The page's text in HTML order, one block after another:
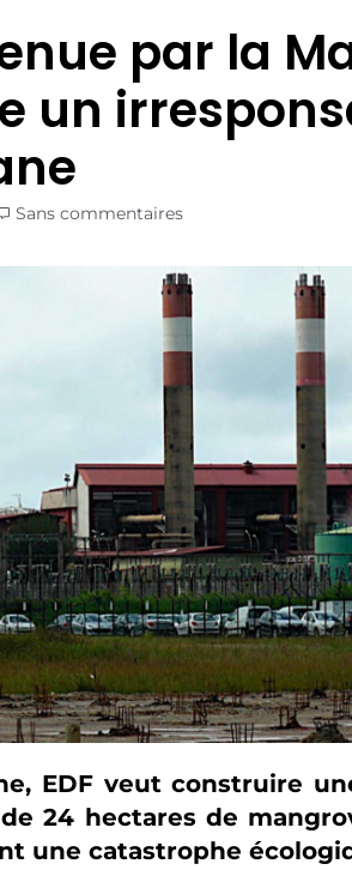
par la
un
Sans commentaires
EDF veut construire
24 hectares de
une catastrophe